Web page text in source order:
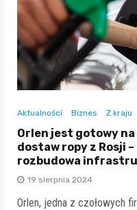
Aktualności Biznes Z kraju
Orlen jest gotowy
dostaw ropy z Rosji
rozbudowa
19 sierpnia 2024
Orlen, jedna z czołowych